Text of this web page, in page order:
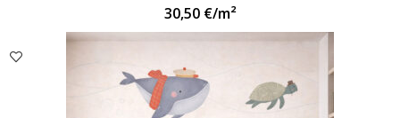
30,50 €/m²